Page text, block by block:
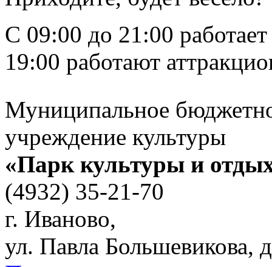
С 09:00 до 21:00
19:00 работают
Муниципальное
учреждение культуры
«Парк культуры и
(4932) 35-21-70
г. Иваново,
ул. Павла Большевикова,